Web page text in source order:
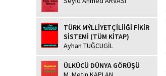
TÜRK MÝLLİYETÇİLİİĞİ FİKİR
SİSTEMİ (TÜM KİTAP)
Ayhan TUĞCUGİL
ÜLKÜCÜ DÜNYA GÖRÜŞÜ